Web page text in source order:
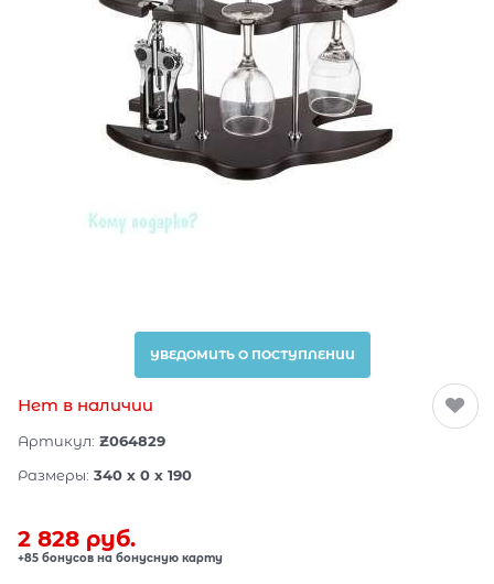
УВЕДОМИТЬ О ПОСТУПЛЕНИИ
Нет в наличии
Артикул: Z064829
Размеры: 340 x 0 x 190
2 828 руб.
+85 бонусов на бонусную карту